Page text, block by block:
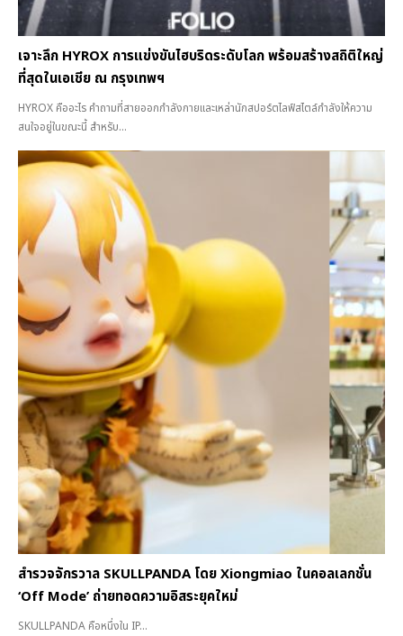
เจาะลึก HYROX การแข่งขันไฮบริดระดับโลก พร้อมสร้างสถิติใหญ่
ที่สุดในเอเชีย ณ กรุงเทพฯ
HYROX คืออะไร คำถามที่สายออกกำลังกายและเหล่านักสปอร์ตไลฟ์สไตล์กำลังให้ความ
สนใจอยู่ในขณะนี้ สำหรับ...
สำรวจจักรวาล SKULLPANDA โดย Xiongmiao ในคอลเลกชั่น
‘Off Mode’ ถ่ายทอดความอิสระยุคใหม่
SKULLPANDA คือหนึ่งใน IP...